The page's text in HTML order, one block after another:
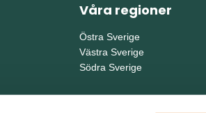
Våra regioner
Östra Sverige
Västra Sverige
Södra Sverige